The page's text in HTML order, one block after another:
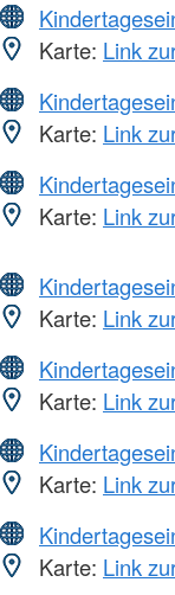
Karte: Link
Karte: Link
Karte: Link
Karte: Link
Karte: Link
Karte: Link
Karte: Link